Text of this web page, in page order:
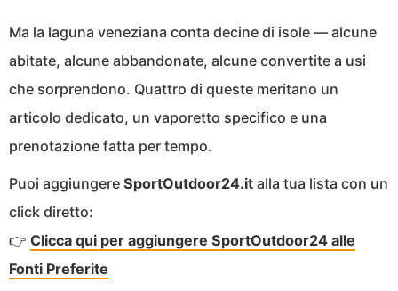
Ma la laguna veneziana conta decine di isole — alcune
abitate, alcune abbandonate, alcune convertite a usi
che sorprendono. Quattro di queste meritano un
articolo dedicato, un vaporetto specifico e una
prenotazione fatta per tempo.
Puoi aggiungere SportOutdoor24.it alla tua lista con un
click diretto:
👉 Clicca qui per aggiungere SportOutdoor24 alle
Fonti Preferite